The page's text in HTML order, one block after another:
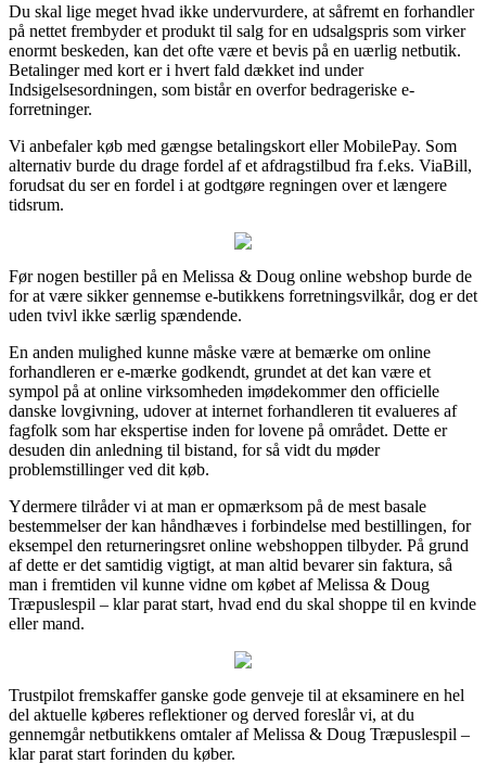
Du skal lige meget hvad ikke undervurdere, at såfremt en forhandler
på nettet frembyder et produkt til salg for en udsalgspris som virker
enormt beskeden, kan det ofte være et bevis på en uærlig netbutik.
Betalinger med kort er i hvert fald dækket ind under
Indsigelsesordningen, som bistår en overfor bedrageriske e-
forretninger.
Vi anbefaler køb med gængse betalingskort eller MobilePay. Som
alternativ burde du drage fordel af et afdragstilbud fra f.eks. ViaBill,
forudsat du ser en fordel i at godtgøre regningen over et længere
tidsrum.
Før nogen bestiller på en Melissa & Doug online webshop burde de
for at være sikker gennemse e-butikkens forretningsvilkår, dog er det
uden tvivl ikke særlig spændende.
En anden mulighed kunne måske være at bemærke om online
forhandleren er e-mærke godkendt, grundet at det kan være et
sympol på at online virksomheden imødekommer den officielle
danske lovgivning, udover at internet forhandleren tit evalueres af
fagfolk som har ekspertise inden for lovene på området. Dette er
desuden din anledning til bistand, for så vidt du møder
problemstillinger ved dit køb.
Ydermere tilråder vi at man er opmærksom på de mest basale
bestemmelser der kan håndhæves i forbindelse med bestillingen, for
eksempel den returneringsret online webshoppen tilbyder. På grund
af dette er det samtidig vigtigt, at man altid bevarer sin faktura, så
man i fremtiden vil kunne vidne om købet af Melissa & Doug
Træpuslespil – klar parat start, hvad end du skal shoppe til en kvinde
eller mand.
Trustpilot fremskaffer ganske gode genveje til at eksaminere en hel
del aktuelle køberes reflektioner og derved foreslår vi, at du
gennemgår netbutikkens omtaler af Melissa & Doug Træpuslespil –
klar parat start forinden du køber.